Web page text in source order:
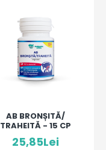
AB BRONȘITĂ/
TRAHEITĂ - 15 CP
25,85Lei